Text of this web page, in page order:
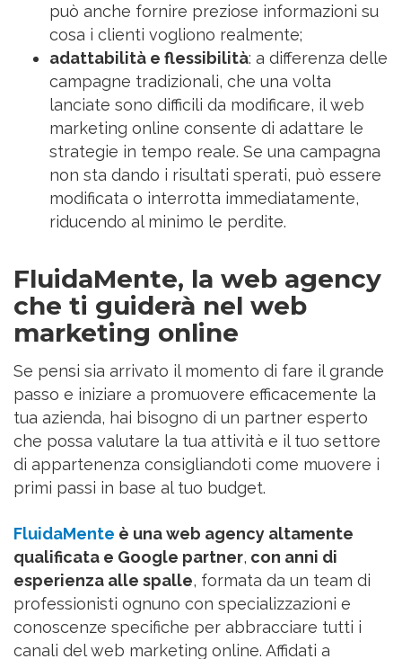
può anche fornire preziose informazioni su
cosa i clienti vogliono realmente;
adattabilità e flessibilità: a differenza delle
campagne tradizionali, che una volta
lanciate sono difficili da modificare, il web
marketing online consente di adattare le
strategie in tempo reale. Se una campagna
non sta dando i risultati sperati, può essere
modificata o interrotta immediatamente,
riducendo al minimo le perdite.
FluidaMente, la web agency
che ti guiderà nel web
marketing online
Se pensi sia arrivato il momento di fare il grande
passo e iniziare a promuovere efficacemente la
tua azienda, hai bisogno di un partner esperto
che possa valutare la tua attività e il tuo settore
di appartenenza consigliandoti come muovere i
primi passi in base al tuo budget.
FluidaMente è una web agency altamente
qualificata e Google partner, con anni di
esperienza alle spalle, formata da un team di
professionisti ognuno con specializzazioni e
conoscenze specifiche per abbracciare tutti i
canali del web marketing online. Affidati a